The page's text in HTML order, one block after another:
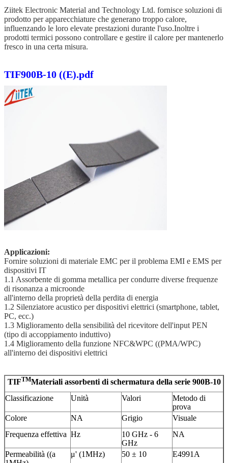
Ziitek Electronic Material and Technology Ltd. fornisce soluzioni di
prodotto per apparecchiature che generano troppo calore,
influenzando le loro elevate prestazioni durante l'uso.Inoltre i
prodotti termici possono controllare e gestire il calore per mantenerlo
fresco in una certa misura.
TIF900B-10 ((E).pdf
Applicazioni:
Fornire soluzioni di materiale EMC per il problema EMI e EMS per
dispositivi IT
1.1 Assorbente di gomma metallica per condurre diverse frequenze
di risonanza a microonde
all'interno della proprietà della perdita di energia
1.2 Silenziatore acustico per dispositivi elettrici (smartphone, tablet,
PC, ecc.)
1.3 Miglioramento della sensibilità del ricevitore dell'input PEN
(tipo di accoppiamento induttivo)
1.4 Miglioramento della funzione NFC&WPC ((PMA/WPC)
all'interno dei dispositivi elettrici
TIFTMMateriali assorbenti di schermatura della serie 900B-10
Classificazione
Unità Valori
Metodo di
prova
Colore
NA Grigio
Visuale
Frequenza effettiva Hz
10 GHz - 6
GHz
NA
Permeabilità ((a
μ' (1MHz) 50 ± 10 E4991A